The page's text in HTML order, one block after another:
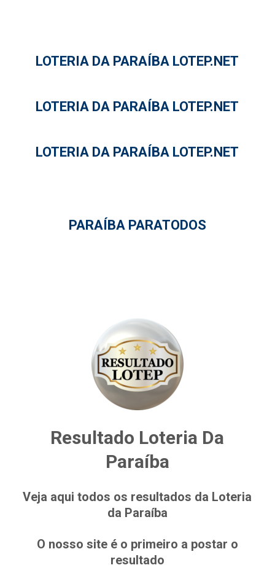
LOTERIA DA PARAÍBA LOTEP.NET
LOTERIA DA PARAÍBA LOTEP.NET
LOTERIA DA PARAÍBA LOTEP.NET
PARAÍBA PARATODOS
Resultado Loteria Da
Paraíba
Veja aqui todos os resultados da Loteria
da Paraíba
O nosso site é o primeiro a postar o
resultado